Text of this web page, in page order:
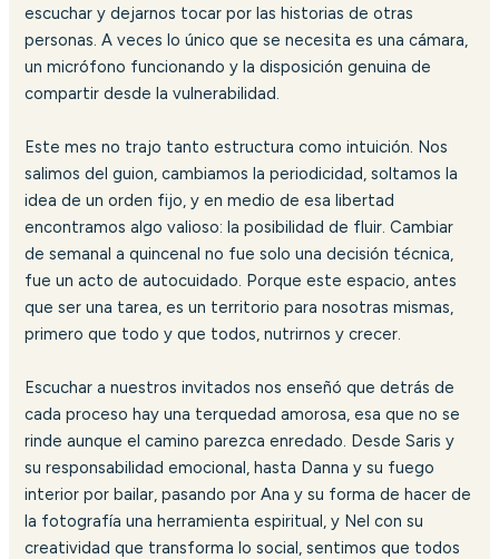
escuchar y dejarnos tocar por las historias de otras
personas. A veces lo único que se necesita es una cámara,
un micrófono funcionando y la disposición genuina de
compartir desde la vulnerabilidad.
Este mes no trajo tanto estructura como intuición. Nos
salimos del guion, cambiamos la periodicidad, soltamos la
idea de un orden fijo, y en medio de esa libertad
encontramos algo valioso: la posibilidad de fluir. Cambiar
de semanal a quincenal no fue solo una decisión técnica,
fue un acto de autocuidado. Porque este espacio, antes
que ser una tarea, es un territorio para nosotras mismas,
primero que todo y que todos, nutrirnos y crecer.
Escuchar a nuestros invitados nos enseñó que detrás de
cada proceso hay una terquedad amorosa, esa que no se
rinde aunque el camino parezca enredado. Desde Saris y
su responsabilidad emocional, hasta Danna y su fuego
interior por bailar, pasando por Ana y su forma de hacer de
la fotografía una herramienta espiritual, y Nel con su
creatividad que transforma lo social, sentimos que todos